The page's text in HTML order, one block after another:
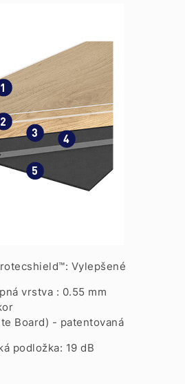
Vylepšené
vrstva : 0.55 mm
Board) - patentovaná
podložka: 19 dB